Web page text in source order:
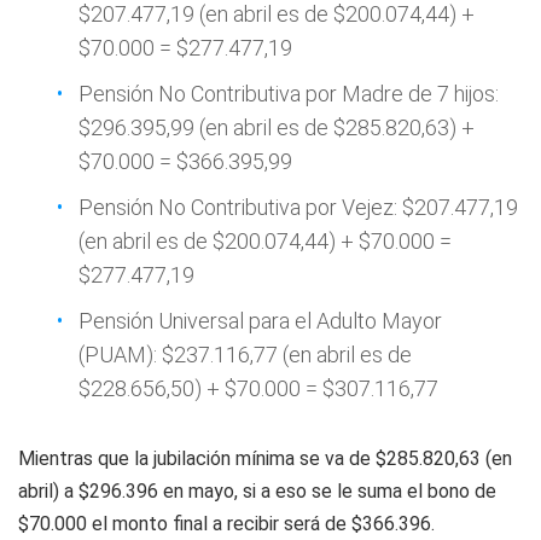
$207.477,19 (en abril es de $200.074,44) +
$70.000 = $277.477,19
Pensión No Contributiva por Madre de 7 hijos:
$296.395,99 (en abril es de $285.820,63) +
$70.000 = $366.395,99
Pensión No Contributiva por Vejez: $207.477,19
(en abril es de $200.074,44) + $70.000 =
$277.477,19
Pensión Universal para el Adulto Mayor
(PUAM): $237.116,77 (en abril es de
$228.656,50) + $70.000 = $307.116,77
Mientras que la jubilación mínima se va de $285.820,63 (en
abril) a $296.396 en mayo, si a eso se le suma el bono de
$70.000 el monto final a recibir será de $366.396.